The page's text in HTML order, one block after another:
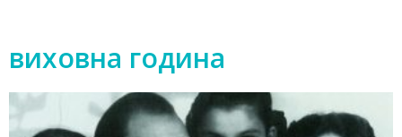
виховна година